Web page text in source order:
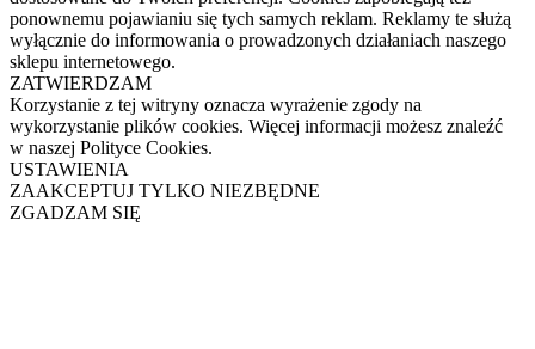
ponownemu pojawianiu się tych samych reklam. Reklamy te służą
wyłącznie do informowania o prowadzonych działaniach naszego
sklepu internetowego.
ZATWIERDZAM
Korzystanie z tej witryny oznacza wyrażenie zgody na
wykorzystanie plików cookies. Więcej informacji możesz znaleźć
w naszej Polityce Cookies.
USTAWIENIA
ZAAKCEPTUJ TYLKO NIEZBĘDNE
ZGADZAM SIĘ